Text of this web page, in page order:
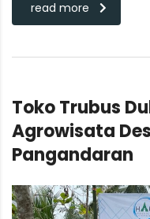
read more
Toko Trubus
Agrowisata
Pangandaran